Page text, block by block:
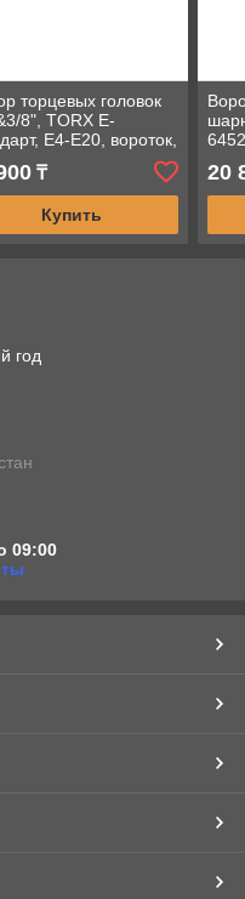
торцевых головок
8", TORX Е-
Е4-Е20, вороток,
KING TONY
Код: 7112PR
₸
Купить
20
год
09:00